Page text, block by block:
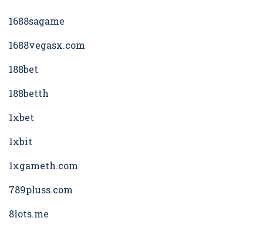
1688sagame
1688vegasx.com
188bet
188betth
1xbet
1xbit
1xgameth.com
789pluss.com
8lots.me